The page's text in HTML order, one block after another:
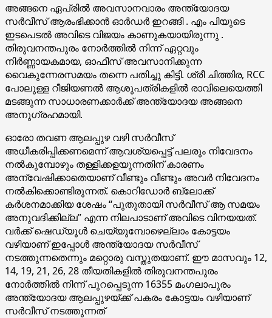
അങ്ങനെ ഏപ്രിൽ അവസാനവാരം അന്ത്യോദയ
സർവീസ് ആരംഭിക്കാൻ ഓർഡർ ഇറങ്ങി . എം പിയുടെ
ഇടപെടൽ അവിടെ വിജയം കാണുകയായിരുന്നു .
തിരുവനന്തപുരം നോർത്തിൽ നിന്ന് ഏറ്റവും
നിർണ്ണായകമായ, ഓഫീസ് അവസാനിക്കുന്ന
വൈകുന്നേരസമയം തന്നെ പതിച്ചു കിട്ടി. ശ്രീ ചിത്തിര, RCC
പോലുള്ള റീജിയണൽ ആശുപത്രികളിൽ രാവിലെയെത്തി
മടങ്ങുന്ന സാധാരണക്കാർക്ക് അന്ത്യോദയ അങ്ങനെ
അനുഗ്രഹമായി.
ഓരോ തവണ ആലപ്പുഴ വഴി സർവീസ്
അധീകരിപ്പിക്കണമെന്ന് ആവശ്യപ്പെട്ട് പലരും നിവേദനം
നൽകുമ്പോഴും തള്ളിക്കളയുന്നതിന് കാരണം
അന്വേഷിക്കാതെയാണ് വീണ്ടും വീണ്ടും അവർ നിവേദനം
നൽകിക്കൊണ്ടിരുന്നത്. കൊറിഡോർ ബ്ലോക്ക്‌
കർശനമാക്കിയ ശേഷം “പുതുതായി സർവീസ് ആ സമയം
അനുവദിക്കില്ല” എന്ന നിലപാടാണ് അവിടെ വിനയയത്.
വർക്ക്‌ ഷെഡ്യൂൾ ചെയ്യുമ്പോഴെല്ലാം കോട്ടയം
വഴിയാണ് ഇപ്പോൾ അന്ത്യോദയ സർവീസ്
നടത്തുന്നതെന്നും മറ്റൊരു വസ്തുതയാണ്. ഈ മാസവും 12,
14, 19, 21, 26, 28 തീയതികളിൽ തിരുവനന്തപുരം
നോർത്തിൽ നിന്ന് പുറപ്പെടുന്ന 16355 മംഗലാപുരം
അന്ത്യോദയ ആലപ്പുഴയ്‌ക്ക് പകരം കോട്ടയം വഴിയാണ്
സർവീസ് നടത്തുന്നത്